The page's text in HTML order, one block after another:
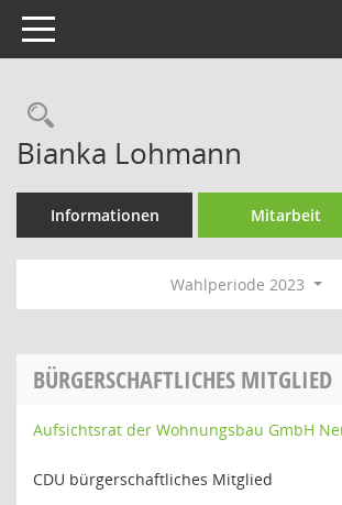
Toggle navigation
Rechercheauswahl
Bianka Lohmann
Informationen Mitarbeit
Wahlperiode 2023
BÜRGERSCHAFTLICHES MITGLIED
Aufsichtsrat der Wohnungsbau GmbH
CDU bürgerschaftliches Mitglied